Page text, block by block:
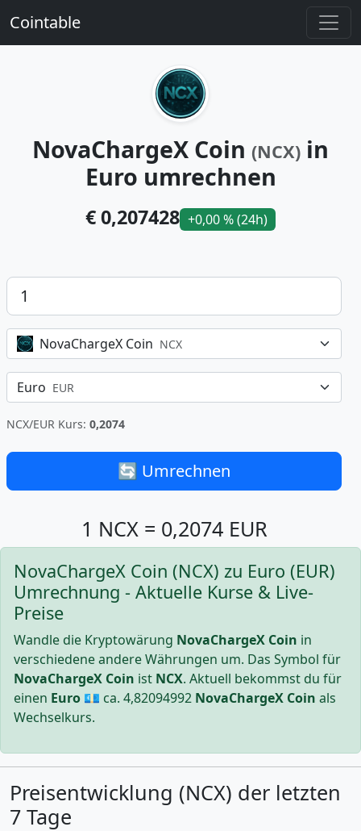
Cointable
NovaChargeX Coin (NCX) in
Euro umrechnen
€ 0,207428 +0,00 % (24h)
Betrag
NovaChargeX Coin NCX
Euro EUR
NCX/EUR Kurs: 0,2074
🔄 Umrechnen
1 NCX = 0,2074 EUR
NovaChargeX Coin (NCX) zu Euro (EUR)
Umrechnung - Aktuelle Kurse & Live-
Preise
Wandle die Kryptowärung NovaChargeX Coin in
verschiedene andere Währungen um. Das Symbol für
NovaChargeX Coin ist NCX. Aktuell bekommst du für
einen Euro 💶 ca. 4,82094992 NovaChargeX Coin als
Wechselkurs.
Preisentwicklung (NCX) der letzten
7 Tage